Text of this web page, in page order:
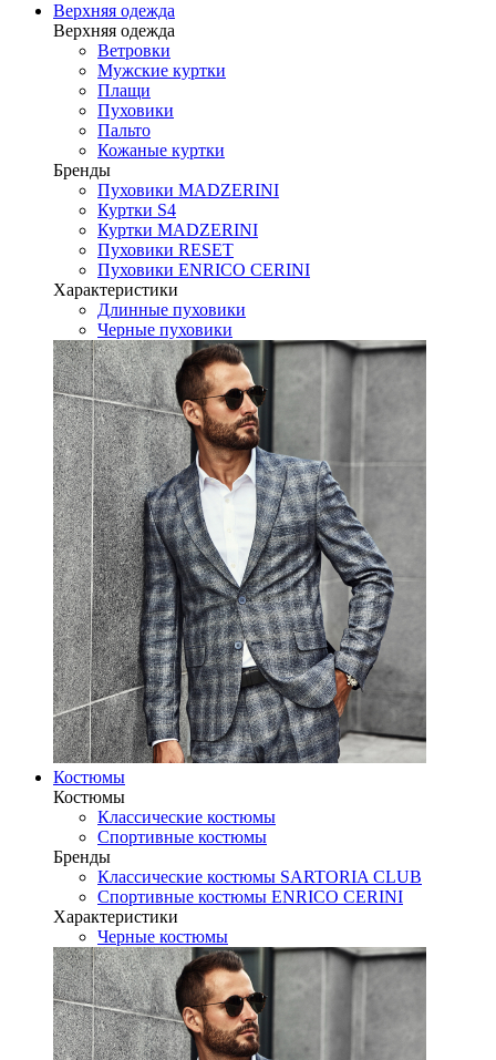
Верхняя одежда
Верхняя одежда
Ветровки
Мужские куртки
Плащи
Пуховики
Пальто
Кожаные куртки
Бренды
Пуховики MADZERINI
Куртки S4
Куртки MADZERINI
Пуховики RESET
Пуховики ENRICO CERINI
Характеристики
Длинные пуховики
Черные пуховики
Костюмы
Костюмы
Классические костюмы
Спортивные костюмы
Бренды
Классические костюмы SARTORIA CLUB
Спортивные костюмы ENRICO CERINI
Характеристики
Черные костюмы